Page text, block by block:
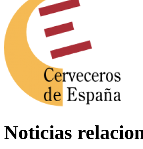
Noticias